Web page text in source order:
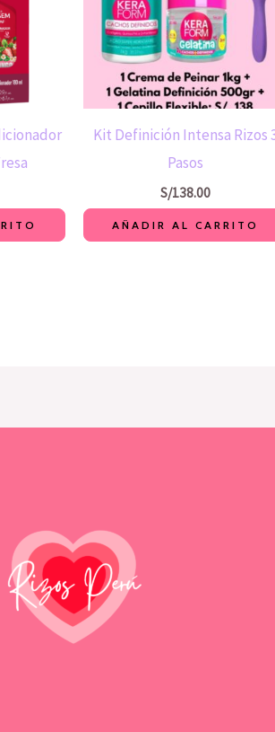
Kit Definición Intensa Rizos
Pasos
S/138.00
AÑADIR AL CARRITO